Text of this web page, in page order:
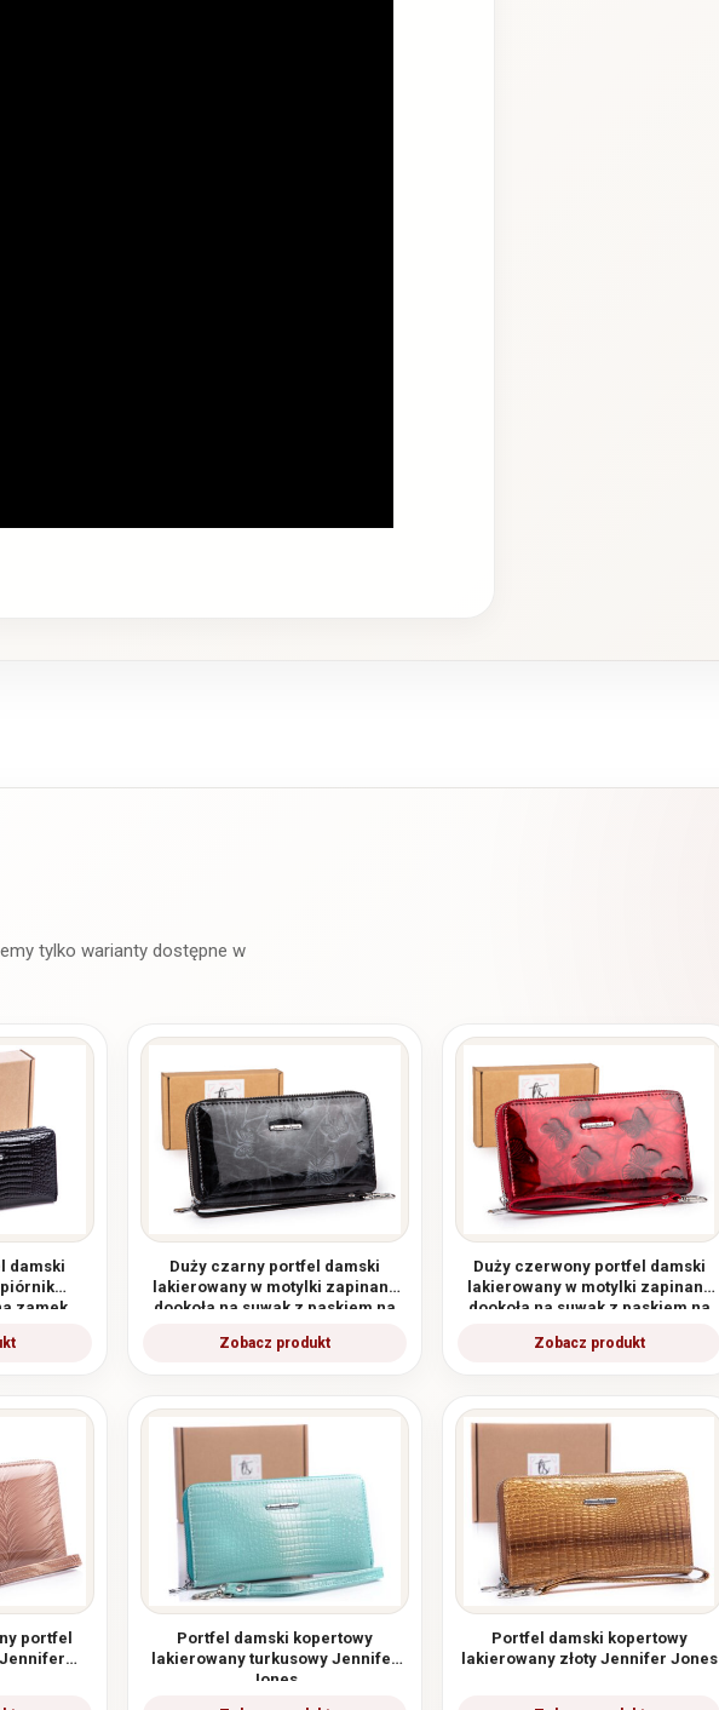
damski
piórnik
zamek
Duży czarny portfel damski
lakierowany w motylki zapinany
dookoła na suwak z paskiem na
Duży czerwony portfel damski
lakierowany w motylki zapinany
dookoła na suwak z paskiem na
portfel
Portfel damski kopertowy
lakierowany turkusowy Jennifer
Jones
Portfel damski kopertowy
lakierowany złoty Jennifer Jones